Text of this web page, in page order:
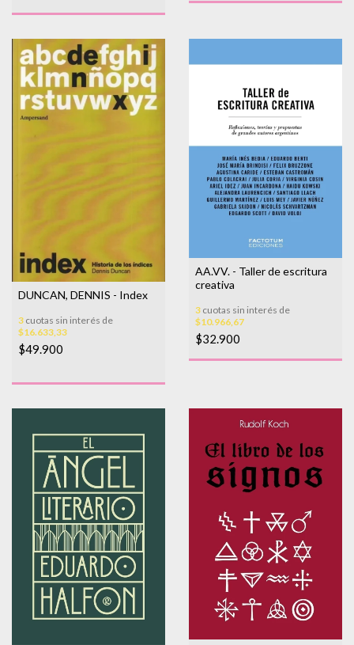
DUNCAN, DENNIS - Index
3 cuotas sin interés de
$16.633,33
$49.900
AA.VV. - Taller de escritura
creativa
3 cuotas sin interés de
$10.966,67
$32.900